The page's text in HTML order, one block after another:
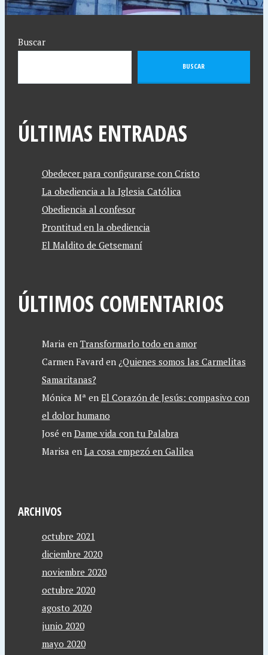
Buscar
BUSCAR
ÚLTIMAS ENTRADAS
Obedecer para configurarse con Cristo
La obediencia a la Iglesia Católica
Obediencia al confesor
Prontitud en la obediencia
El Maldito de Getsemaní
ÚLTIMOS COMENTARIOS
Maria en Transformarlo todo en amor
Carmen Favarden ¿Quienes somos las Carmelitas
Samaritanas?
Mónica Mª en El Corazón de Jesús: compasivo con
el dolor humano
José en Dame vida con tu Palabra
Marisa en La cosa empezó en Galilea
ARCHIVOS
octubre 2021
diciembre 2020
noviembre 2020
octubre 2020
agosto 2020
junio 2020
mayo 2020